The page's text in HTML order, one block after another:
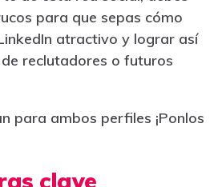
para que sepas cómo
atractivo y lograr así
reclutadores o futuros
para ambos perfiles ¡Ponlos
clave